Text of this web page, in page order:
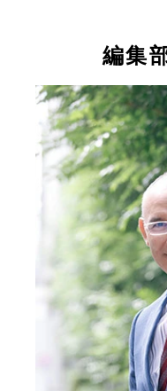
編集